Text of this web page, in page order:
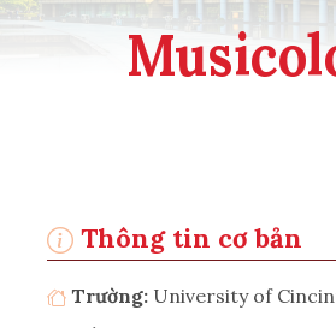
Thông tin cơ bản
Trường: University of